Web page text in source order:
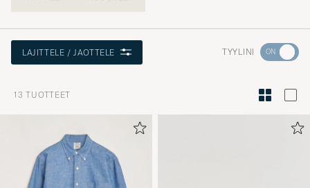
LAJITTELE / JAOTTELE TYYLINI
Aktivoi
tyylini
13 TUOTTEET